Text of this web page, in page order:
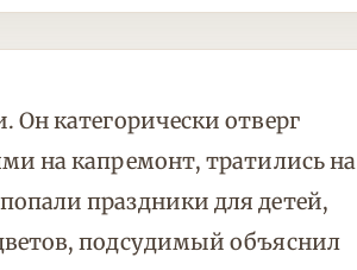
Он категорически отверг
на капремонт, тратились на
праздники для детей,
подсудимый объяснил